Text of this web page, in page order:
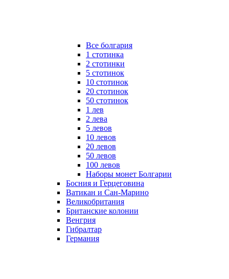
Все болгария
1 стотинка
2 стотинки
5 стотинок
10 стотинок
20 стотинок
50 стотинок
1 лев
2 лева
5 левов
10 левов
20 левов
50 левов
100 левов
Наборы монет Болгарии
Босния и Герцеговина
Ватикан и Сан-Марино
Великобритания
Британские колонии
Венгрия
Гибралтар
Германия